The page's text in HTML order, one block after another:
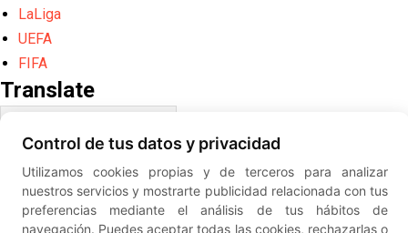
LaLiga
UEFA
FIFA
Translate
Powered by
Translate
Diseño web creado por
Erick
© ElSevillista.es - Información sobre
el Sevilla FC, Sevilla Atlético, Sevilla Femenino y su Cantera
-- --
Control de tus datos y privacidad
Utilizamos cookies propias y de terceros para analizar
nuestros servicios y mostrarte publicidad relacionada con tus
preferencias mediante el análisis de tus hábitos de
navegación. Puedes aceptar todas las cookies, rechazarlas o